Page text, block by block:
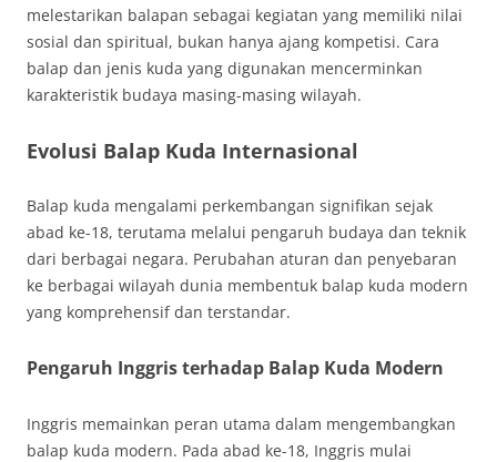
melestarikan balapan sebagai kegiatan yang memiliki nilai
sosial dan spiritual, bukan hanya ajang kompetisi. Cara
balap dan jenis kuda yang digunakan mencerminkan
karakteristik budaya masing-masing wilayah.
Evolusi Balap Kuda Internasional
Balap kuda mengalami perkembangan signifikan sejak
abad ke-18, terutama melalui pengaruh budaya dan teknik
dari berbagai negara. Perubahan aturan dan penyebaran
ke berbagai wilayah dunia membentuk balap kuda modern
yang komprehensif dan terstandar.
Pengaruh Inggris terhadap Balap Kuda Modern
Inggris memainkan peran utama dalam mengembangkan
balap kuda modern. Pada abad ke-18, Inggris mulai